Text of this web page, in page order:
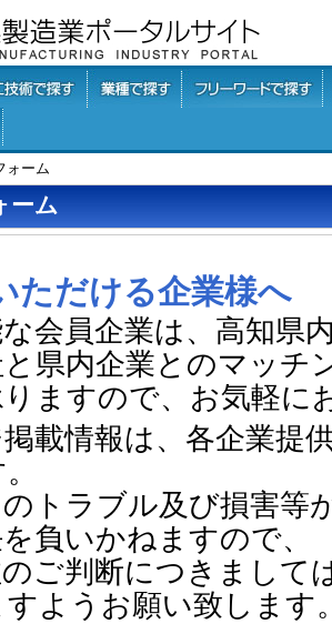
ォーム
ーム
ただける企業様へ
会員企業は、高知県
と県内企業とのマッチ
りますので、お気軽に
載情報は、各企業提
トラブル及び損害等
負いかねますので、
ご判断につきまして
すようお願い致します